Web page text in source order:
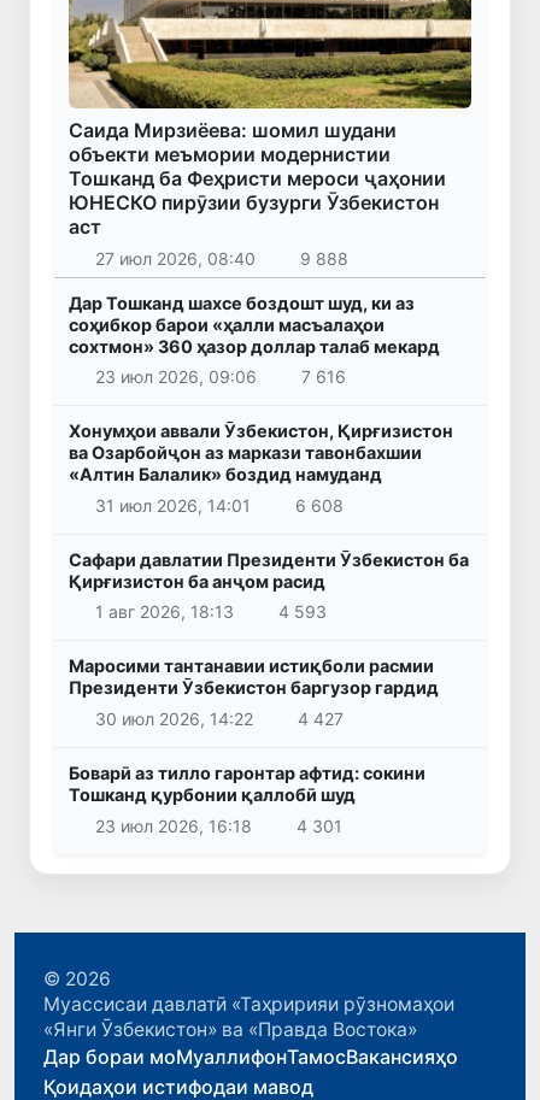
Саида Мирзиёева: шомил шудани
объекти меъмории модернистии
Тошканд ба Феҳристи мероси ҷаҳонии
ЮНЕСКО пирӯзии бузурги Ӯзбекистон
аст
27 июл 2026, 08:40 9 888
Дар Тошканд шахсе боздошт шуд, ки аз
соҳибкор барои «ҳалли масъалаҳои
сохтмон» 360 ҳазор доллар талаб мекард
23 июл 2026, 09:06
7 616
Хонумҳои аввали Ӯзбекистон, Қирғизистон
ва Озарбойҷон аз маркази тавонбахшии
«Алтин Балалик» боздид намуданд
31 июл 2026, 14:01
6 608
Сафари давлатии Президенти Ӯзбекистон ба
Қирғизистон ба анҷом расид
1 авг 2026, 18:13
4 593
Маросими тантанавии истиқболи расмии
Президенти Ӯзбекистон баргузор гардид
30 июл 2026, 14:22
4 427
Боварӣ аз тилло гаронтар афтид: сокини
Тошканд қурбонии қаллобӣ шуд
23 июл 2026, 16:18
4 301
© 2026
Муассисаи давлатӣ «Таҳририяи рӯзномаҳои
«Янги Ӯзбекистон» ва «Правда Востока»
Дар бораи моМуаллифонТамосВакансияҳо
Қоидаҳои истифодаи мавод